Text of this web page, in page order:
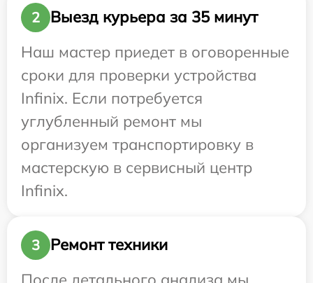
2
Выезд курьера за 35 минут
Наш мастер приедет в оговоренные
сроки для проверки устройства
Infinix. Если потребуется
углубленный ремонт мы
организуем транспортировку в
мастерскую в сервисный центр
Infinix.
3
Ремонт техники